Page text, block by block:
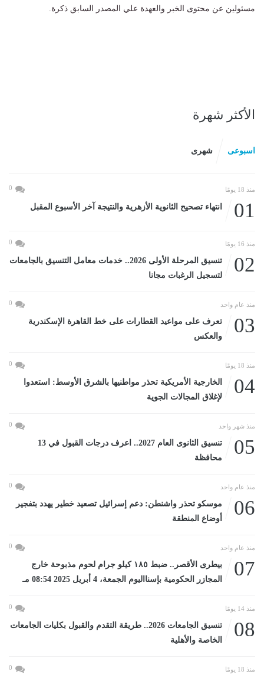
مسئولين عن محتوى الخبر والعهدة علي المصدر السابق ذكرة.
الأكثر شهرة
اسبوعى شهرى
منذ 18 يومًا 0
01 انتهاء تصحيح الثانوية الأزهرية والنتيجة آخر الأسبوع المقبل
منذ 16 يومًا 0
02
تنسيق المرحلة الأولى 2026.. خدمات معامل التنسيق بالجامعات
لتسجيل الرغبات مجانا
منذ عام واحد 0
03
تعرف على مواعيد القطارات على خط القاهرة الإسكندرية
والعكس
منذ 18 يومًا 0
04
الخارجية الأمريكية تحذر مواطنيها بالشرق الأوسط: استعدوا
لإغلاق المجالات الجوية
منذ شهر واحد 0
05
تنسيق الثانوى العام 2027.. اعرف درجات القبول في 13
محافظة
منذ عام واحد 0
06
موسكو تحذر واشنطن: دعم إسرائيل تصعيد خطير يهدد بتفجير
أوضاع المنطقة
منذ عام واحد 0
07
بيطرى الأقصر.. ضبط ١٨٥ كيلو جرام لحوم مذبوحة خارج
المجازر الحكومية بإسنااليوم الجمعة، 4 أبريل 2025 08:54 مـ
منذ 14 يومًا 0
08
تنسيق الجامعات 2026.. طريقة التقدم والقبول بكليات الجامعات
الخاصة والأهلية
منذ 18 يومًا 0